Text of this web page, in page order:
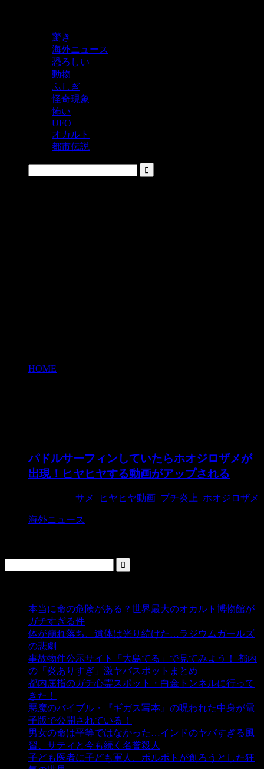
驚き
海外ニュース
恐ろしい
動物
ふしぎ
怪奇現象
怖い
UFO
オカルト
都市伝説
HOME
パドルサーフィンしていたらホオジロザメが
出現！ヒヤヒヤする動画がアップされる
サメ ヒヤヒヤ動画 プチ炎上 ホオジロザメ
海外ニュース
本当に命の危険がある？世界最大のオカルト博物館が
ガチすぎる件
体が崩れ落ち、遺体は光り続けた…ラジウムガールズ
の悲劇
事故物件公示サイト「大島てる」で見てみよう！ 都内
の「炎ありすぎ」激ヤバスポットまとめ
都内屈指のガチ心霊スポット・白金トンネルに行って
きた！
悪魔のバイブル・『ギガス写本』の呪われた中身が電
子版で公開されている！
男女の命は平等ではなかった…インドのヤバすぎる風
習、サティと今も続く名誉殺人
子ども医者に子ども軍人、ポルポトが創ろうとした狂